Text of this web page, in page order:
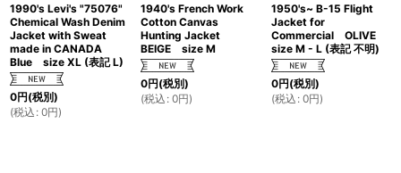
1990's Levi's "75076"
Chemical Wash Denim
Jacket with Sweat
made in CANADA
Blue size XL (表記 L)
0円(税別)
(税込 : 0円)
1940's French Work
Cotton Canvas
Hunting Jacket
BEIGE size M
0円(税別)
(税込 : 0円)
1950's~ B-15 Flight
Jacket for
Commercial OLIVE
size M - L (表記 不明)
0円(税別)
(税込 : 0円)